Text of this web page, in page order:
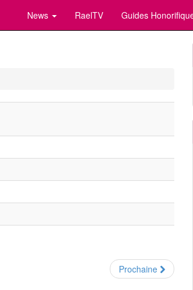
News RaelTV Guides
Prochaine